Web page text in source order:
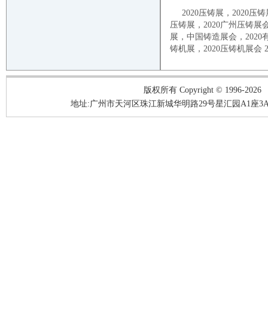
2020压铸展， 2020压铸
压铸展， 2020广州 压铸展
展，中国 铸造展会， 2020
铸机展， 2020压铸机展会
版权所有 Copyright © 1996-2026
地址:广州市天河区珠江新城华明路29号星汇园A1座